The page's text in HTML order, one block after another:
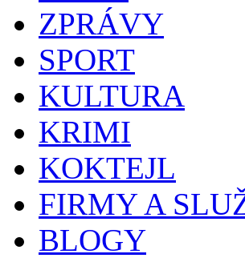
ZPRÁVY
SPORT
KULTURA
KRIMI
KOKTEJL
FIRMY A
BLOGY